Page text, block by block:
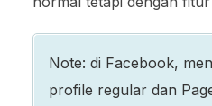
Note: di Facebook,
profile regular dan